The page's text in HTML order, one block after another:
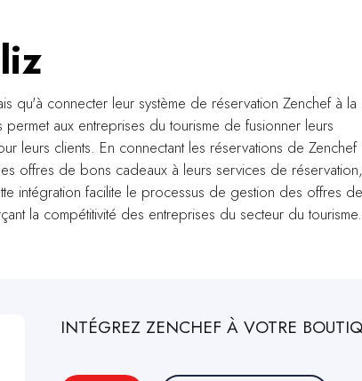
qu'à connecter leur système de réservation Zenchef à la
aux entreprises du tourisme de fusionner leurs
leurs clients. En connectant les réservations de Zenchef
offres de bons cadeaux à leurs services de réservation,
intégration facilite le processus de gestion des offres de
la compétitivité des entreprises du secteur du tourisme.
INTÉGREZ ZENCHEF À VOTRE